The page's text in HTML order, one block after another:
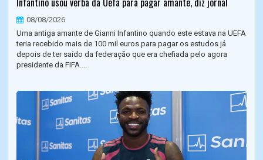
08/08/2026
Uma antiga amante de Gianni Infantino quando este estava na UEFA
teria recebido mais de 100 mil euros para pagar os estudos já
depois de ter saído da federação que era chefiada pelo agora
presidente da FIFA....